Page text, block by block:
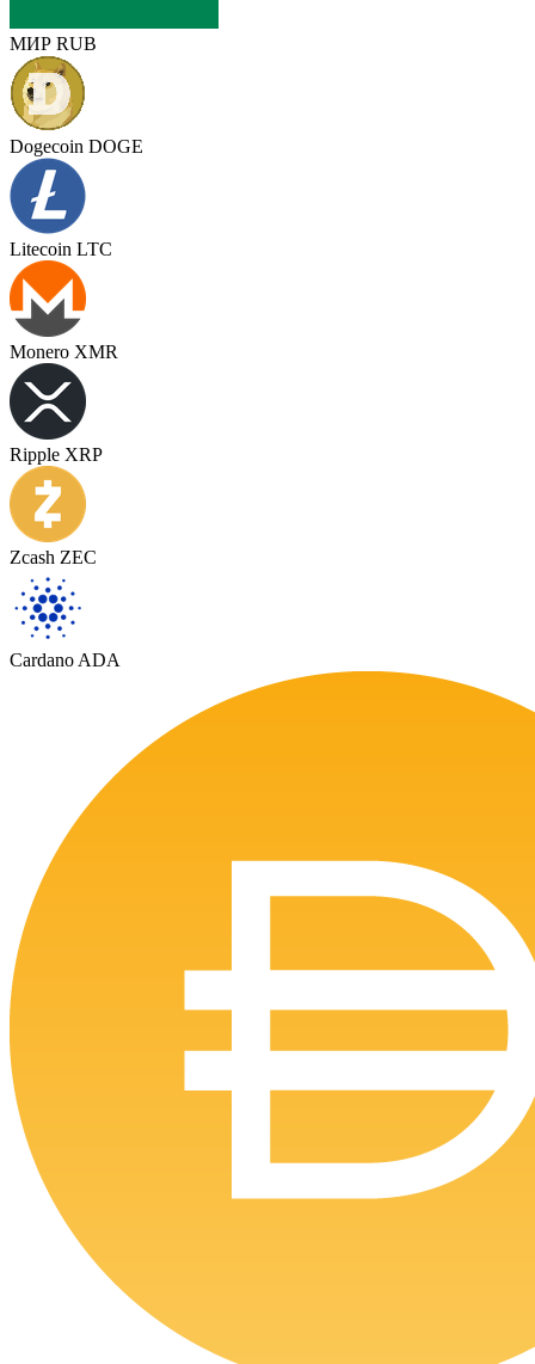
МИР RUB
Dogecoin DOGE
Litecoin LTC
Monero XMR
Ripple XRP
Zcash ZEC
Cardano ADA